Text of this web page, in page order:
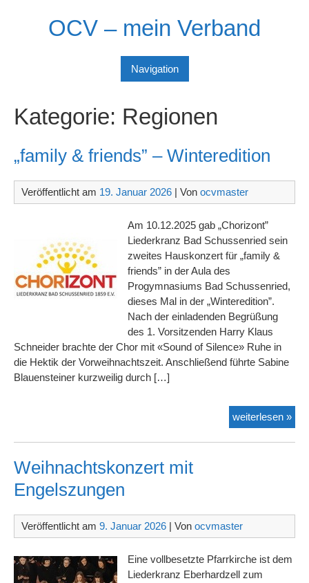
OCV – mein Verband
Navigation
Kategorie: Regionen
„family & friends” – Winteredition
Veröffentlicht am 19. Januar 2026 | Von ocvmaster
Am 10.12.2025 gab „Chorizont”
Liederkranz Bad Schussenried sein
zweites Hauskonzert für „family &
friends” in der Aula des
Progymnasiums Bad Schussenried,
dieses Mal in der „Winteredition”.
Nach der einladenden Begrüßung
des 1. Vorsitzenden Harry Klaus
Schneider brachte der Chor mit «Sound of Silence» Ruhe in
die Hektik der Vorweihnachtszeit. Anschließend führte Sabine
Blauensteiner kurzweilig durch […]
weiterlesen »
&
Weihnachtskonzert mit
Engelszungen
Veröffentlicht am 9. Januar 2026 | Von ocvmaster
Eine vollbesetzte Pfarrkirche ist dem
Liederkranz Eberhardzell zum